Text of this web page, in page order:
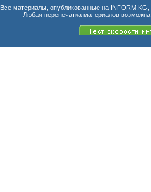
Все материалы, опубликованные на INFORM.KG,
Любая перепечатка материалов